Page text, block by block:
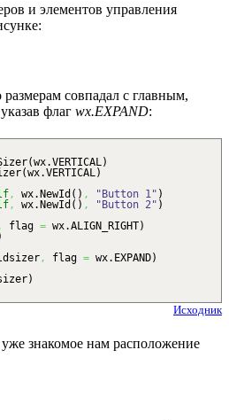
и элементов управления
совпадал с главным,
флаг wx.EXPAND:
(wx.VERTICAL)
(wx.VERTICAL)
, wx. NewId ( ) , "Button 1" )
, wx. NewId ( ) , "Button 2" )
flag = wx.ALIGN_RIGHT)
, flag = wx. EXPAND)
)
Исходник
знакомое нам расположение